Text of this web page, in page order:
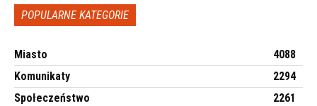
POPULARNE KATEGORIE
Miasto
4088
Komunikaty
2294
Społeczeństwo
2261